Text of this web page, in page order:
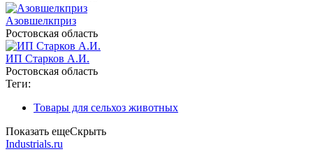
Азовшелкприз
Ростовская область
ИП Старков А.И.
Ростовская область
Теги:
Товары для сельхоз животных
Показать ещеСкрыть
Industrials.ru